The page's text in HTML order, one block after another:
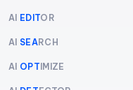
AI EDITOR
AI SEARCH
AI OPTIMIZE